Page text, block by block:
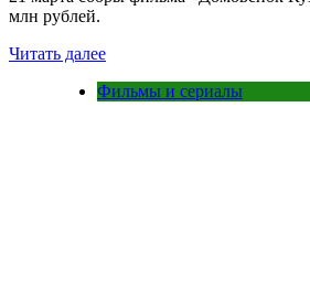
млн рублей.
Читать далее
Фильмы и сериалы